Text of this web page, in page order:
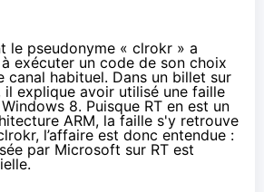
le pseudonyme « clrokr » a
exécuter un code de son choix
canal habituel. Dans un billet sur
il explique avoir utilisé une faille
8. Puisque RT en est un
ARM, la faille s'y retrouve
l’affaire est donc entendue :
par Microsoft sur RT est